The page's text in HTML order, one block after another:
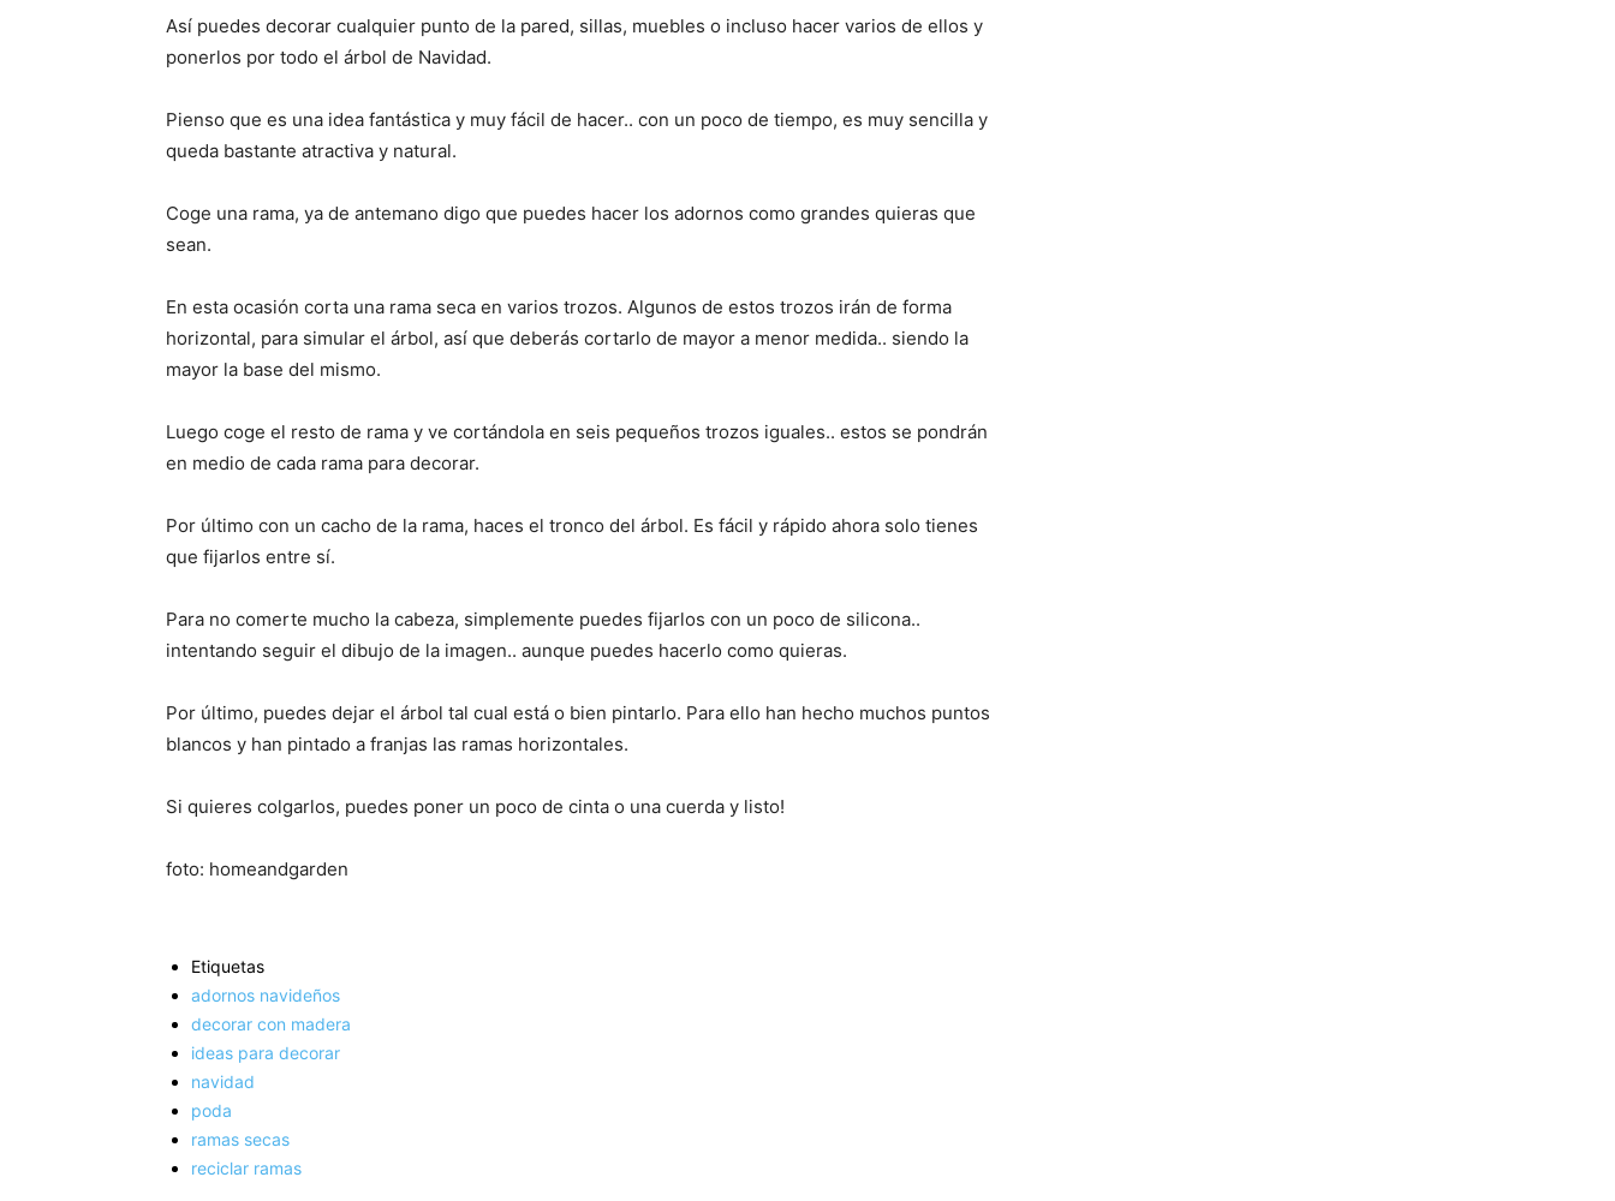
Así puedes decorar cualquier punto de la pared, sillas, muebles o incluso hacer varios de ellos y
ponerlos por todo el árbol de Navidad.
Pienso que es una idea fantástica y muy fácil de hacer.. con un poco de tiempo, es muy sencilla y
queda bastante atractiva y natural.
Coge una rama, ya de antemano digo que puedes hacer los adornos como grandes quieras que
sean.
En esta ocasión corta una rama seca en varios trozos. Algunos de estos trozos irán de forma
horizontal, para simular el árbol, así que deberás cortarlo de mayor a menor medida.. siendo la
mayor la base del mismo.
Luego coge el resto de rama y ve cortándola en seis pequeños trozos iguales.. estos se pondrán
en medio de cada rama para decorar.
Por último con un cacho de la rama, haces el tronco del árbol. Es fácil y rápido ahora solo tienes
que fijarlos entre sí.
Para no comerte mucho la cabeza, simplemente puedes fijarlos con un poco de silicona..
intentando seguir el dibujo de la imagen.. aunque puedes hacerlo como quieras.
Por último, puedes dejar el árbol tal cual está o bien pintarlo. Para ello han hecho muchos puntos
blancos y han pintado a franjas las ramas horizontales.
Si quieres colgarlos, puedes poner un poco de cinta o una cuerda y listo!
foto: homeandgarden
Etiquetas
adornos navideños
decorar con madera
ideas para decorar
navidad
poda
ramas secas
reciclar ramas